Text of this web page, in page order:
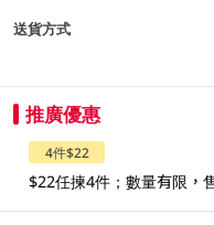
送貨方式
推廣優惠
4件$22
$22任揀4件；數量有限，